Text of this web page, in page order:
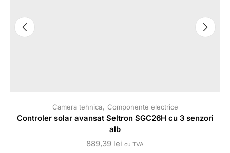
Camera tehnica, Componente electrice
Controler solar avansat Seltron SGC26H cu 3 senzori
alb
889,39 lei cu TVA